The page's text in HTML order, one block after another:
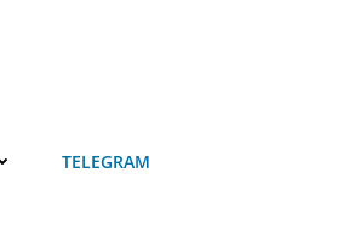
TELEGRAM